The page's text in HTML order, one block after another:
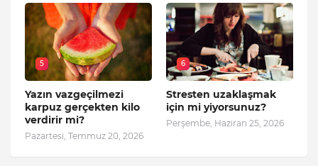
5
Yazın vazgeçilmezi
karpuz gerçekten kilo
verdirir mi?
Pazartesi, Temmuz 20, 2026
6
Stresten uzaklaşmak
için mi yiyorsunuz?
Perşembe, Haziran 25, 2026